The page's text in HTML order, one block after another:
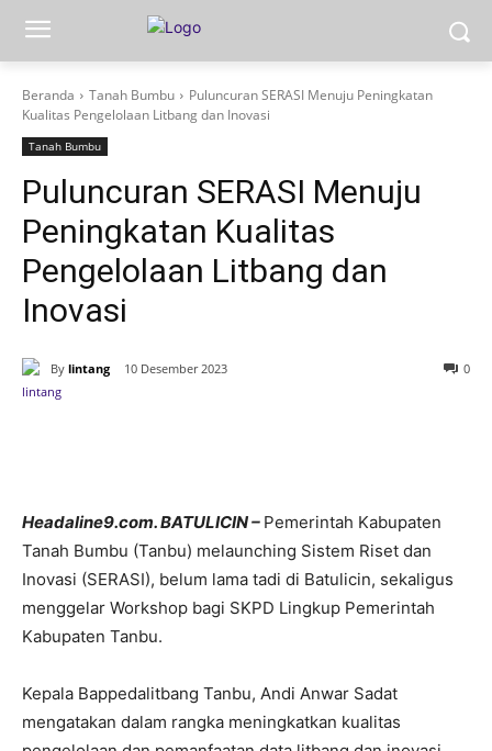
Beranda Tanah Bumbu
Puluncuran SERASI Menuju Peningkatan
Kualitas Pengelolaan Litbang dan Inovasi
Tanah Bumbu
Puluncuran SERASI Menuju
Peningkatan Kualitas
Pengelolaan Litbang dan
Inovasi
By lintang 10 Desember 2023 0
Headaline9.com. BATULICIN – Pemerintah Kabupaten
Tanah Bumbu (Tanbu) melaunching Sistem Riset dan
Inovasi (SERASI), belum lama tadi di Batulicin, sekaligus
menggelar Workshop bagi SKPD Lingkup Pemerintah
Kabupaten Tanbu.
Kepala Bappedalitbang Tanbu, Andi Anwar Sadat
mengatakan dalam rangka meningkatkan kualitas